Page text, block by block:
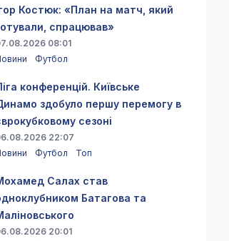
Костюк: «План на матч, який
спрацював»
08:01
Футбол
конференцій. Київське
здобуло першу перемогу в
сезоні
22:07
Футбол Топ
Салах став
Батагова та
20:01